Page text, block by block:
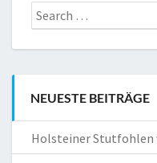
Search
for:
NEUESTE BEITRÄGE
Holsteiner Stutfohlen